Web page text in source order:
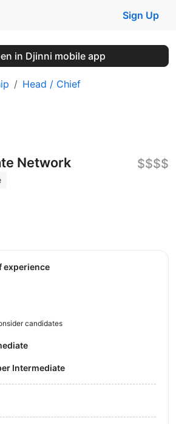
Sign Up
in Djinni mobile app
Head / Chief
Network
$$$$
experience
candidates
Intermediate